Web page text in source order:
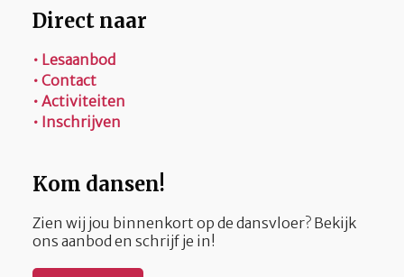
Direct naar
• Lesaanbod
• Contact
• Activiteiten
• Inschrijven
Kom dansen!
Zien wij jou binnenkort op de dansvloer? Bekijk
ons aanbod en schrijf je in!